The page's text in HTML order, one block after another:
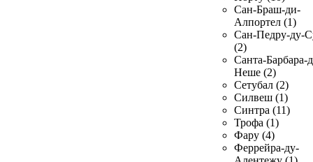
Сан-Браш-ди-
Алпортел (1)
Сан-Педру-ду-
(2)
Санта-Барбара-
Неше (2)
Сетубал (2)
Силвеш (1)
Синтра (11)
Трофа (1)
Фару (4)
Феррейра-ду-